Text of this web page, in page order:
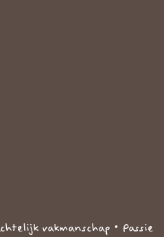
vakmanschap • Passie